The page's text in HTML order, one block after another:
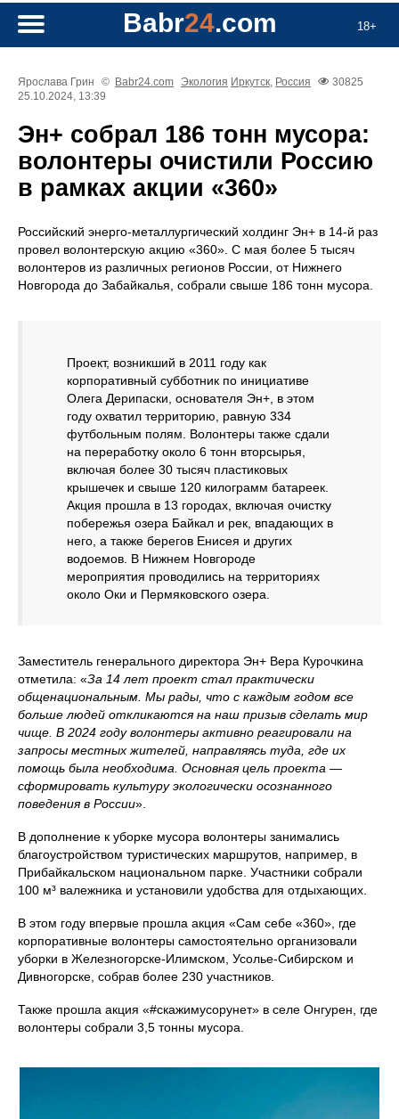
18+
Babr24.com
Ярослава Грин © Babr24.com Экология Иркутск, Россия
30825
25.10.2024, 13:39
Эн+ собрал 186 тонн мусора:
волонтеры очистили Россию
в рамках акции «360»
Российский энерго-металлургический холдинг Эн+ в 14-й раз
провел волонтерскую акцию «360». С мая более 5 тысяч
волонтеров из различных регионов России, от Нижнего
Новгорода до Забайкалья, собрали свыше 186 тонн мусора.
Проект, возникший в 2011 году как
корпоративный субботник по инициативе
Олега Дерипаски, основателя Эн+, в этом
году охватил территорию, равную 334
футбольным полям. Волонтеры также сдали
на переработку около 6 тонн вторсырья,
включая более 30 тысяч пластиковых
крышечек и свыше 120 килограмм батареек.
Акция прошла в 13 городах, включая очистку
побережья озера Байкал и рек, впадающих в
него, а также берегов Енисея и других
водоемов. В Нижнем Новгороде
мероприятия проводились на территориях
около Оки и Пермяковского озера.
Заместитель генерального директора Эн+ Вера Курочкина
отметила: «За 14 лет проект стал практически
общенациональным. Мы рады, что с каждым годом все
больше людей откликаются на наш призыв сделать мир
чище. В 2024 году волонтеры активно реагировали на
запросы местных жителей, направляясь туда, где их
помощь была необходима. Основная цель проекта —
сформировать культуру экологически осознанного
поведения в России».
В дополнение к уборке мусора волонтеры занимались
благоустройством туристических маршрутов, например, в
Прибайкальском национальном парке. Участники собрали
100 м³ валежника и установили удобства для отдыхающих.
В этом году впервые прошла акция «Сам себе «360», где
корпоративные волонтеры самостоятельно организовали
уборки в Железногорске-Илимском, Усолье-Сибирском и
Дивногорске, собрав более 230 участников.
Также прошла акция «#скажимусорунет» в селе Онгурен, где
волонтеры собрали 3,5 тонны мусора.